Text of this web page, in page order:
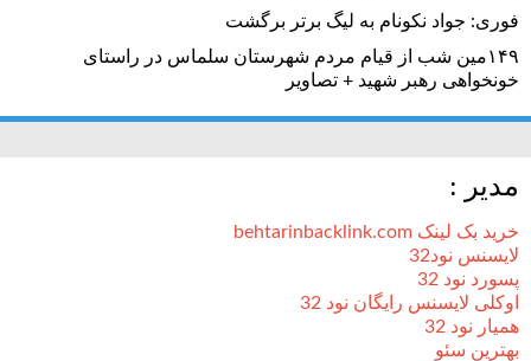
فوری: جواد نکونام به لیگ برتر برگشت
۱۴۹مین شب از قیام مردم شهرستان سلماس در راستای
خونخواهی رهبر شهید + تصاویر
مدیر :
خرید بک لینک behtarinbacklink.com
لایسنس نود32
پسورد نود 32
اوکلی لایسنس رایگان نود 32
همیار نود 32
بهترین سئو